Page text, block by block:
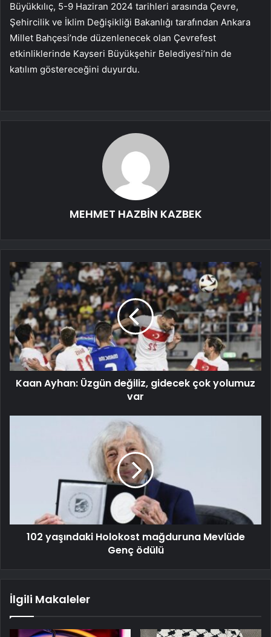
Büyükkılıç, 5-9 Haziran 2024 tarihleri arasında Çevre,
Şehircilik ve İklim Değişikliği Bakanlığı tarafından Ankara
Millet Bahçesi’nde düzenlenecek olan Çevrefest
etkinliklerinde Kayseri Büyükşehir Belediyesi’nin de
katılım göstereceğini duyurdu.
MEHMET HAZBİN KAZBEK
Kaan Ayhan: Üzgün değiliz, gidecek çok yolumuz
var
102 yaşındaki Holokost mağduruna Mevlüde
Genç ödülü
İlgili Makaleler